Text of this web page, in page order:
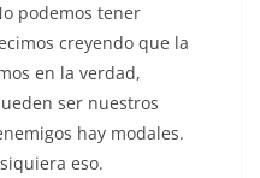
podemos tener
creyendo que la
en la verdad,
ser nuestros
hay modales.
eso.